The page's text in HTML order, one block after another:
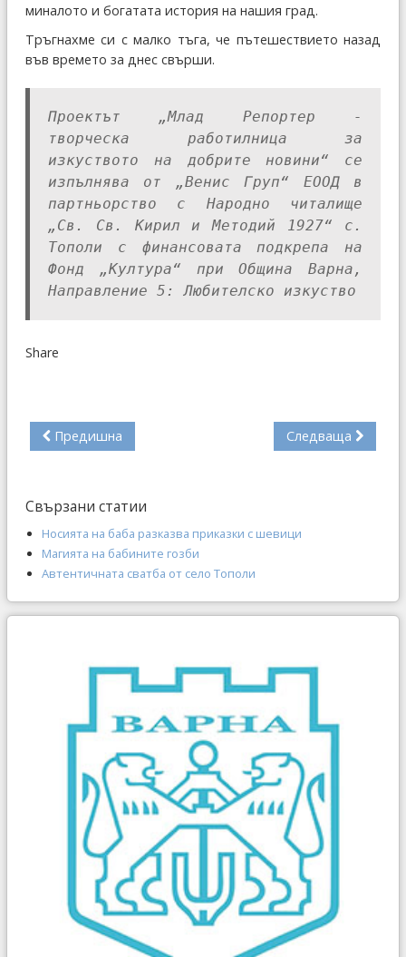
миналото и богатата история на нашия град.
Тръгнахме си с малко тъга, че пътешествието назад
във времето за днес свърши.
Проектът „Млад Репортер -
творческа работилница за
изкуството на добрите новини“ се
изпълнява от „Венис Груп“ ЕООД в
партньорство с Народно читалище
„Св. Св. Кирил и Методий 1927“ с.
Тополи с финансовата подкрепа на
Фонд „Култура“ при Община Варна,
Направление 5: Любителско изкуство
Share
Предишна Следваща
Свързани статии
Носията на баба разказва приказки с шевици
Магията на бабините гозби
Автентичната сватба от село Тополи